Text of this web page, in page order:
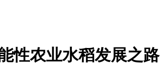
性农业水稻发展之路